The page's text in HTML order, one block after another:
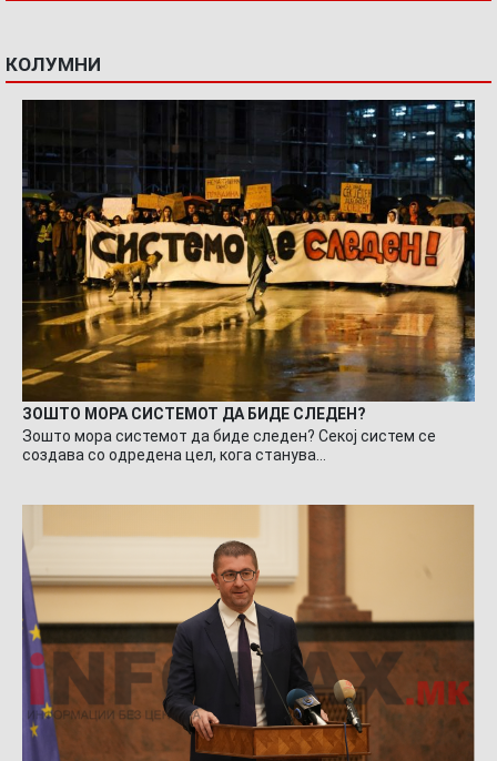
КОЛУМНИ
ЗОШТО МОРА СИСТЕМОТ ДА БИДЕ СЛЕДЕН?
Зошто мора системот да биде следен? Секој систем се
создава со одредена цел, кога станува…